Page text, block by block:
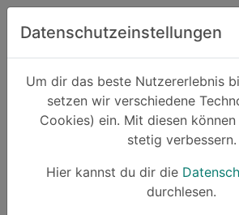
Zum
Datenschutzeinstellungen
Um dir das beste Nutzererlebnis
setzen wir verschiedene
Cookies) ein. Mit diesen
stetig verbessern.
Hier kannst du dir die
durchlesen.
Schnäppchen Elektronik